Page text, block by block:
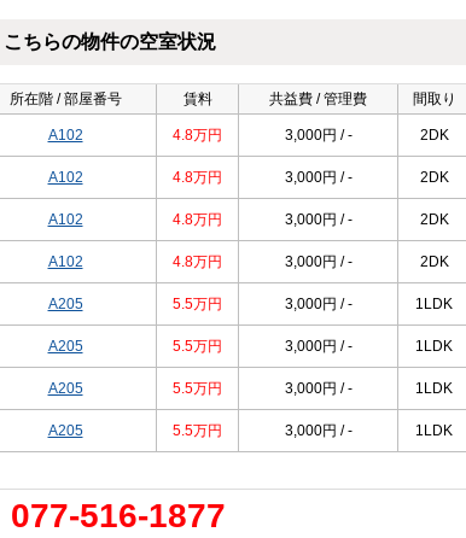
こちらの物件の空室状況
所在階 / 部屋番号 賃料 共益費 / 管理費 間取り
A102 4.8万円 3,000円 / - 2DK
A102 4.8万円 3,000円 / - 2DK
A102 4.8万円 3,000円 / - 2DK
A102 4.8万円 3,000円 / - 2DK
A205 5.5万円 3,000円 / - 1LDK
A205 5.5万円 3,000円 / - 1LDK
A205 5.5万円 3,000円 / - 1LDK
A205 5.5万円 3,000円 / - 1LDK
077-516-1877